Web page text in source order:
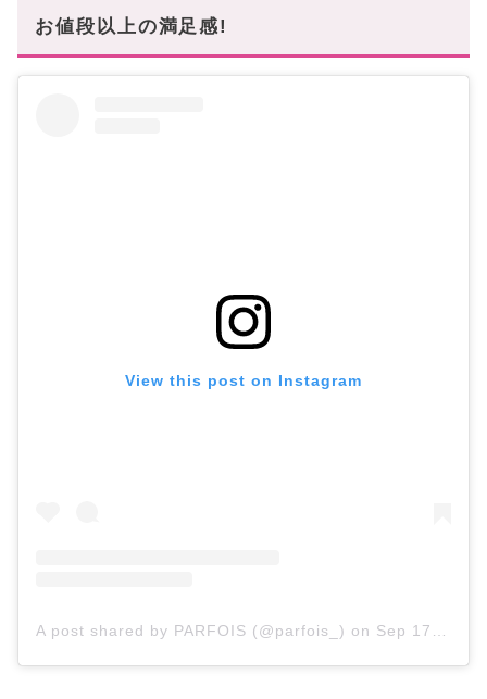
お値段以上の満足感!
View this post on Instagram
A post shared by PARFOIS (@parfois_) on Sep 17, 2018 at 4:14am PDT